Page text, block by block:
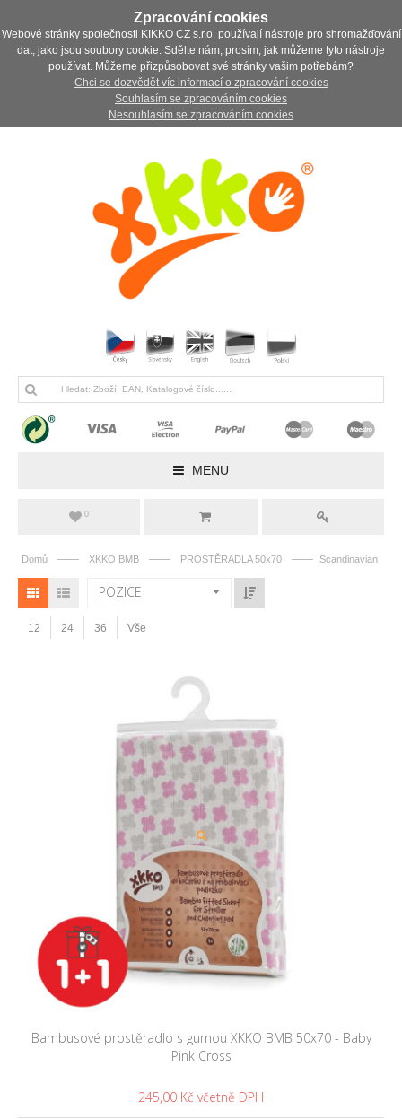
Zpracování cookies
Webové stránky společnosti KIKKO CZ s.r.o. používají nástroje pro shromažďování
dat, jako jsou soubory cookie. Sdělte nám, prosím, jak můžeme tyto nástroje
používat. Můžeme přizpůsobovat své stránky vašim potřebám?
Chci se dozvědět víc informací o zpracování cookies
Souhlasím se zpracováním cookies
Nesouhlasím se zpracováním cookies
MENU
0
Domů —— XKKO BMB —— PROSTĚRADLA 50x70 —— Scandinavian
POZICE
12 24 36 Vše
Bambusové prostěradlo s gumou XKKO BMB 50x70 - Baby
Pink Cross
245,00 Kč